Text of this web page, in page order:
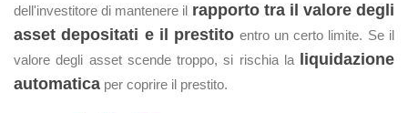
dell'investitore di mantenere il rapporto tra il valore degli
asset depositati e il prestito entro un certo limite. Se il
valore degli asset scende troppo, si rischia la
liquidazione
automatica per coprire il prestito.